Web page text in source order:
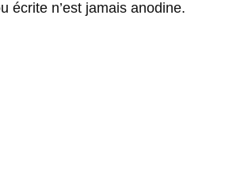
écrite n’est jamais anodine.